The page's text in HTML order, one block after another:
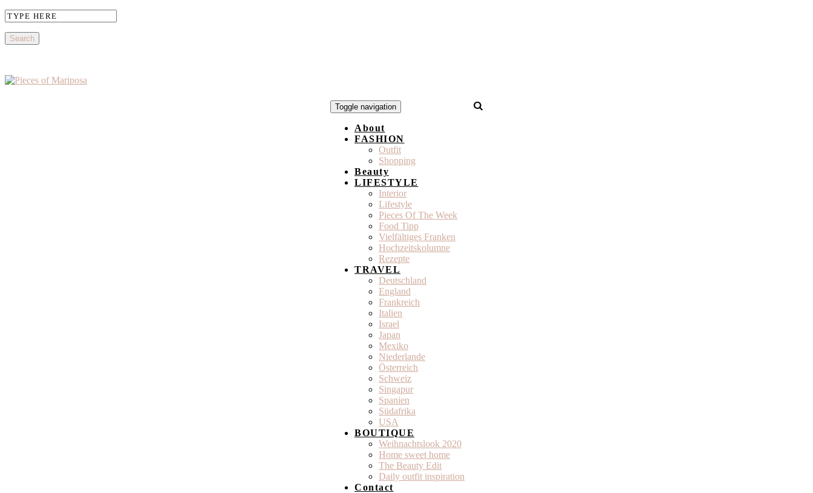
Toggle navigation
About
FASHION
Outfit
Shopping
Beauty
LIFESTYLE
Interior
Lifestyle
Pieces Of The Week
Food Tipp
Vielfältiges Franken
Hochzeitskolumne
Rezepte
TRAVEL
Deutschland
England
Frankreich
Italien
Israel
Japan
Mexiko
Niederlande
Österreich
Schweiz
Singapur
Spanien
Südafrika
USA
BOUTIQUE
Weihnachtslook 2020
Home sweet home
The Beauty Edit
Daily outfit inspiration
Contact